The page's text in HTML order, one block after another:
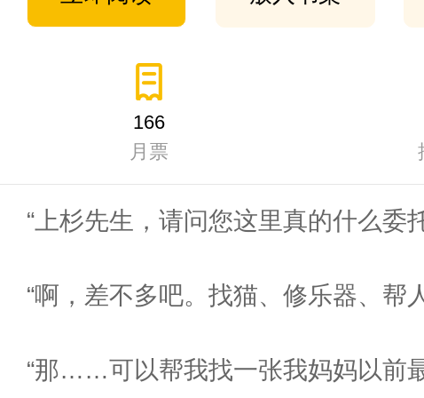
166
月票
“上杉先生，请问您这里真的什么委
“啊，差不多吧。找猫、修乐器、
“那……可以帮我找一张我妈妈以前